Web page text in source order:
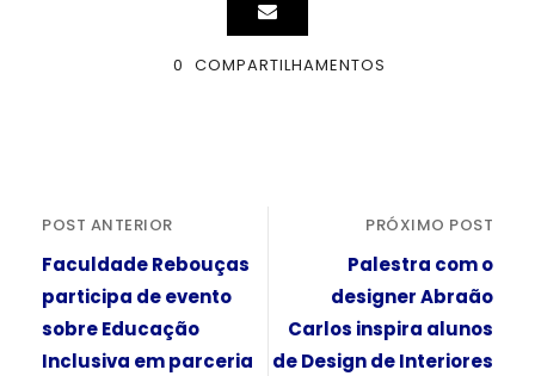
0 COMPARTILHAMENTOS
POST ANTERIOR
Faculdade Rebouças
participa de evento
sobre Educação
Inclusiva em parceria
PRÓXIMO POST
Palestra com o
designer Abraão
Carlos inspira alunos
de Design de Interiores